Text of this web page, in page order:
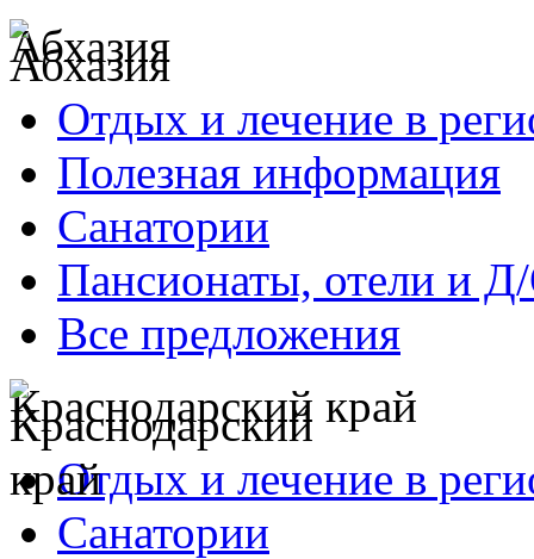
Абхазия
Отдых и лечение в
Полезная информация
Санатории
Пансионаты, отели и
Все предложения
Краснодарский край
Отдых и лечение в
Санатории